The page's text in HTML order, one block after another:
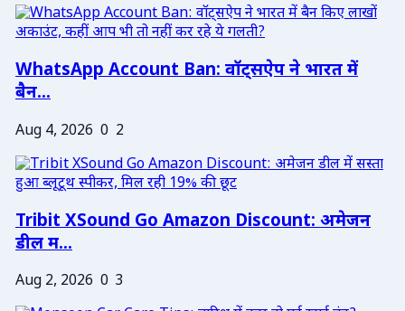
WhatsApp Account Ban: वॉट्सऐप ने भारत में
बैन...
Aug 4, 2026 0 2
Tribit XSound Go Amazon Discount: अमेजन
डील म...
Aug 2, 2026 0 3